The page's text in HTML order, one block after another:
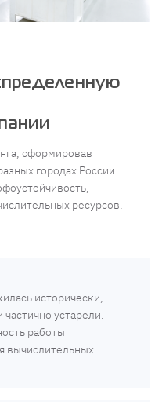
сформировав
городах России.
ресурсов.
исторически,
устарели.
работы
вычислительных